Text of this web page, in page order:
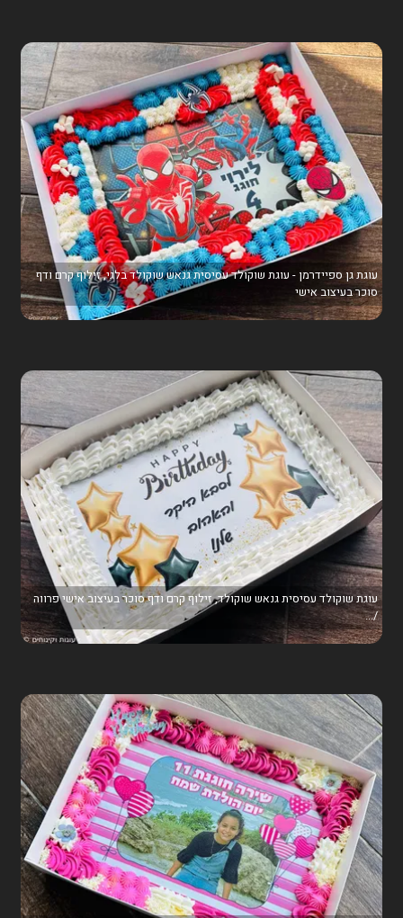
עוגת גן ספיידרמן - עוגת שוקולד עסיסית גנאש שוקולד בלגי, זילוף קרם ודף
סוכר בעיצוב אישי
עוגת שוקולד עסיסית גנאש שוקולד, זילוף קרם ודף סוכר בעיצוב אישי פרווה
/...